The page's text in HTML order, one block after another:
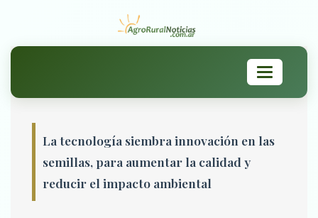
Toggle
navigation
La tecnología siembra innovación en las
semillas, para aumentar la calidad y
reducir el impacto ambiental